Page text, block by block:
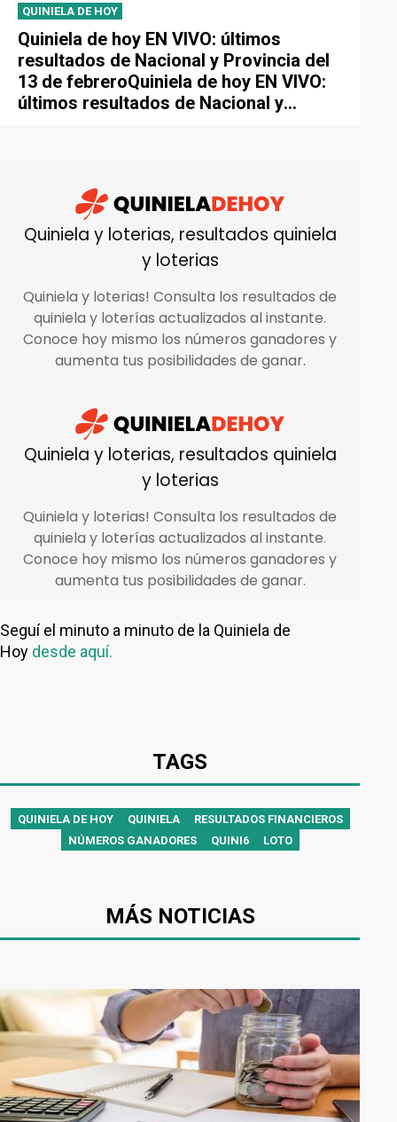
QUINIELA DE HOY
Quiniela de hoy EN VIVO: últimos
resultados de Nacional y Provincia del
13 de febreroQuiniela de hoy EN VIVO:
últimos resultados de Nacional y
Seguí el minuto a minuto de la Quiniela de
Hoy desde aquí.
TAGS
QUINIELA DE HOY QUINIELA
RESULTADOS FINANCIEROS
NÚMEROS GANADORES
QUINI6 LOTO
MÁS NOTICIAS